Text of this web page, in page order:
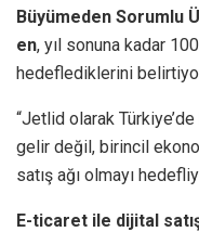
Büyümeden Sorumlu
en, yıl sonuna kadar
hedeflediklerini
“Jetlid olarak
gelir değil, birincil
satış ağı olmayı
E-ticaret ile dijital